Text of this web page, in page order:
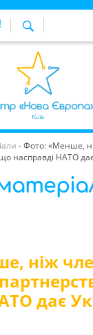
-Фото: «Менше,
насправді НАТО дає
ніж
дає